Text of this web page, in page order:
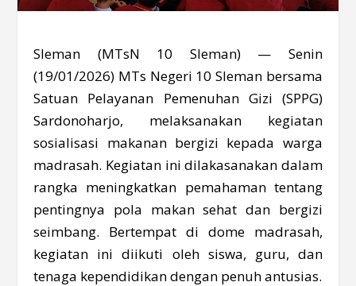
Sleman (MTsN 10 Sleman) — Senin
(19/01/2026) MTs Negeri 10 Sleman bersama
Satuan Pelayanan Pemenuhan Gizi (SPPG)
Sardonoharjo, melaksanakan kegiatan
sosialisasi makanan bergizi kepada warga
madrasah. Kegiatan ini dilakasanakan dalam
rangka meningkatkan pemahaman tentang
pentingnya pola makan sehat dan bergizi
seimbang. Bertempat di dome madrasah,
kegiatan ini diikuti oleh siswa, guru, dan
tenaga kependidikan dengan penuh antusias.